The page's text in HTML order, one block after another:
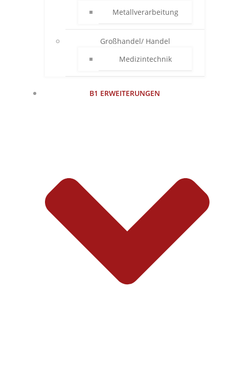
Metallverarbeitung
Großhandel/ Handel
Medizintechnik
B1 ERWEITERUNGEN